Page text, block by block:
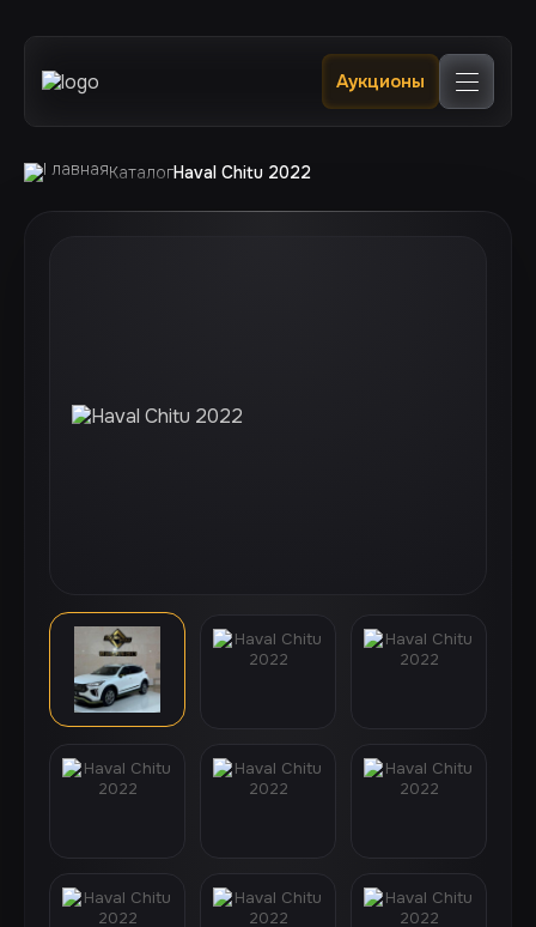
Главная
Каталог
Клиентам
Отслеживание
Контакты
Аукционы
КаталогHaval Chitu 2022